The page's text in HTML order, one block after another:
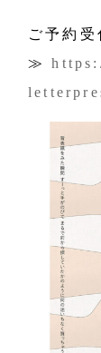
ご予約
≫